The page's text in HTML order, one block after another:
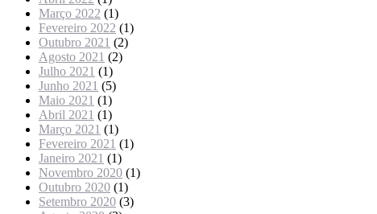
Março 2022 (1)
Fevereiro 2022 (1)
Outubro 2021 (2)
Agosto 2021 (2)
Julho 2021 (1)
Junho 2021 (5)
Maio 2021 (1)
Abril 2021 (1)
Março 2021 (1)
Fevereiro 2021 (1)
Janeiro 2021 (1)
Novembro 2020 (1)
Outubro 2020 (1)
Setembro 2020 (3)